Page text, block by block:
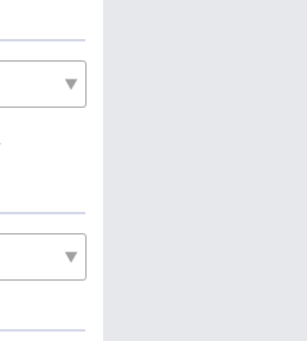
7.5万円
郷７丁目駅 徒歩5分